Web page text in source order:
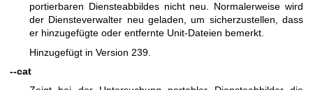
portierbaren Diensteabbildes nicht neu. Normalerweise wird
der Diensteverwalter neu geladen, um sicherzustellen, dass
er hinzugefügte oder entfernte Unit-Dateien bemerkt.
Hinzugefügt in Version 239.
--cat